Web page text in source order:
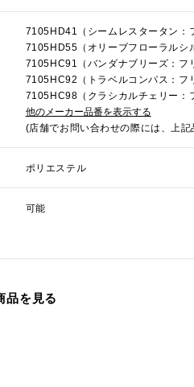
7105HD41（シームレスタータン：
7105HD55（オリーブフローラルシ
7105HC91（バンダナブリーズ：フ
7105HC92（トラベルコンパス：フ
7105HC98（クラシカルチェリー：
他のメーカー品番を表示する
(店舗でお問い合わせの際には、上
ポリエステル
可能
品を見る